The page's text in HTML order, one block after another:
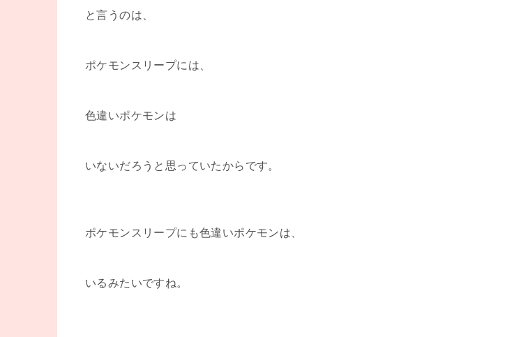
と言うのは、
ポケモンスリープには、
色違いポケモンは
いないだろうと思っていたからです。
ポケモンスリープにも色違いポケモンは、
いるみたいですね。